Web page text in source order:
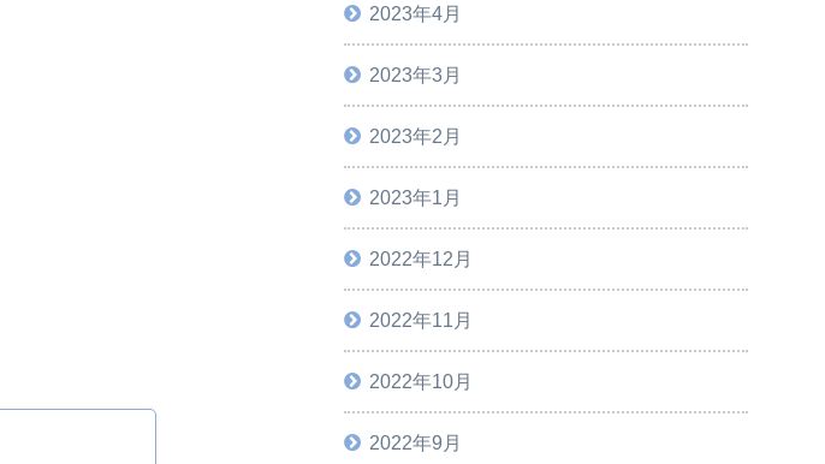
2023年4月
2023年3月
2023年2月
2023年1月
2022年12月
2022年11月
2022年10月
2022年9月